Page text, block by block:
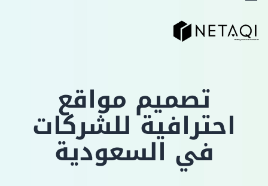
تصميم مواقع
احترافية للشركات
في السعودية